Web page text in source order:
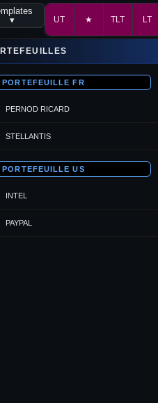
▾
UT ★ TLT LT
FR
PERNOD RICARD
STELLANTIS
US
INTEL
PAYPAL